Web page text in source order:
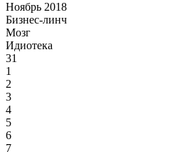
Ноябрь 2018
Бизнес-линч
Мозг
Идиотека
31
1
2
3
4
5
6
7